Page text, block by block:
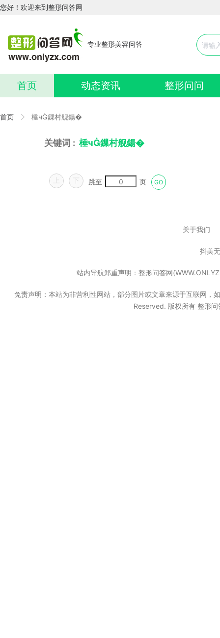
您好！欢迎来到整形问答网
专业整形美容问答
首页 动态资讯 整形问问
首页 棰ч鏁村舰鍚�
关键词 : 棰ч鏁村舰鍚�
下 跳至 页 GO
关于我们
抖美
站内导航郑重声明：整形问答网
免责声明：本站为非营利性网站，部分图片或文章来源于互联网，
Reserved. 版权所有 整形问